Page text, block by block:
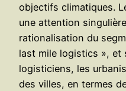
objectifs climatiques.
une attention
rationalisation du
last mile logistics », et
logisticiens, les
des villes, en termes